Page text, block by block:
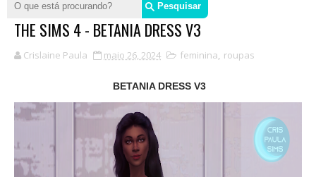
THE SIMS 4 - BETANIA DRESS V3
Crislaine Paula maio 26, 2024 feminina, roupas
BETANIA DRESS V3